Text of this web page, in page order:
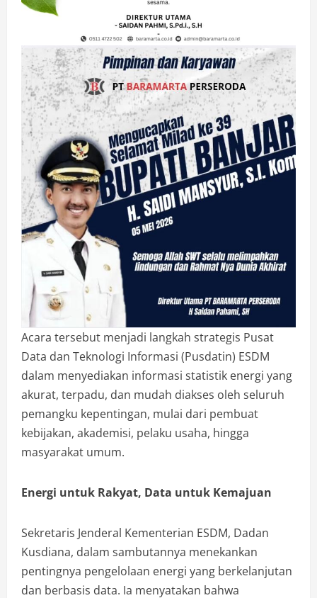
Acara tersebut menjadi langkah strategis Pusat
Data dan Teknologi Informasi (Pusdatin) ESDM
dalam menyediakan informasi statistik energi yang
akurat, terpadu, dan mudah diakses oleh seluruh
pemangku kepentingan, mulai dari pembuat
kebijakan, akademisi, pelaku usaha, hingga
masyarakat umum.
Energi untuk Rakyat, Data untuk Kemajuan
Sekretaris Jenderal Kementerian ESDM, Dadan
Kusdiana, dalam sambutannya menekankan
pentingnya pengelolaan energi yang berkelanjutan
dan berbasis data. Ia menyatakan bahwa